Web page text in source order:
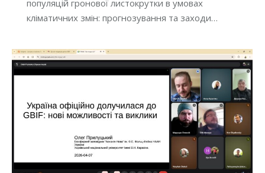
популяцій гронової листокрутки в умовах
кліматичних змін: прогнозування та заходи…